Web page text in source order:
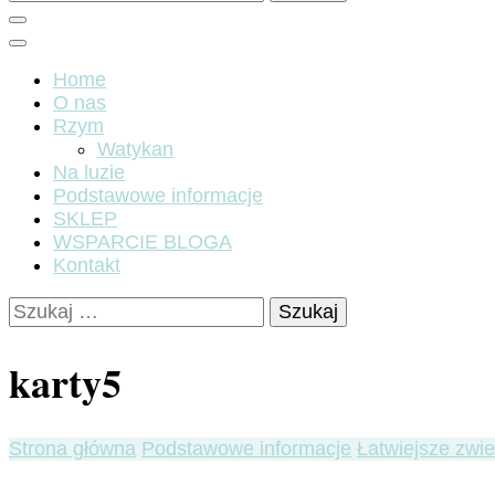
Home
O nas
Rzym
Watykan
Na luzie
Podstawowe informacje
SKLEP
WSPARCIE BLOGA
Kontakt
Szukaj:
karty5
Strona główna Podstawowe informacje Łatwiejsze